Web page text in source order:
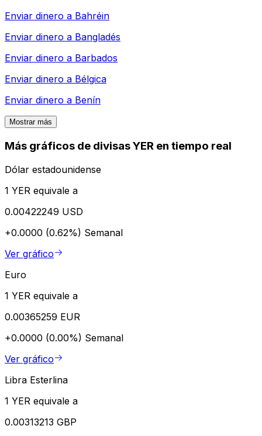
Enviar dinero a Bahréin
Enviar dinero a Bangladés
Enviar dinero a Barbados
Enviar dinero a Bélgica
Enviar dinero a Benín
Mostrar más
Más gráficos de divisas YER en tiempo real
Dólar estadounidense
1 YER equivale a
0.00422249 USD
+0.0000 (0.62%) Semanal
Ver gráfico
Euro
1 YER equivale a
0.00365259 EUR
+0.0000 (0.00%) Semanal
Ver gráfico
Libra Esterlina
1 YER equivale a
0.00313213 GBP